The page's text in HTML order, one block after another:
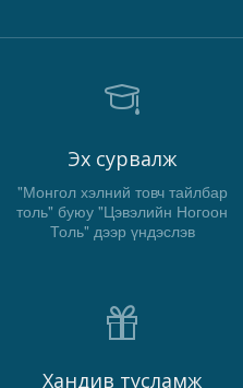
Эх сурвалж
"Монгол хэлний товч тайлбар
толь" буюу "Цэвэлийн Ногоон
Толь" дээр үндэслэв
Хандив тусламж